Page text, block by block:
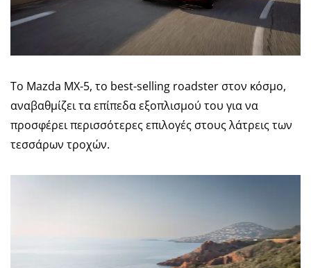
Το Mazda MX-5, το best-selling roadster στον κόσμο,
αναβαθμίζει τα επίπεδα εξοπλισμού του για να
προσφέρει περισσότερες επιλογές στους λάτρεις των
τεσσάρων τροχών.